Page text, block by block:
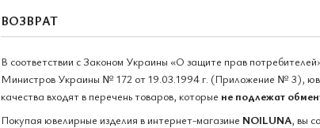
ВОЗВРАТ
В соответствии с Законом Украины «О защите прав
Министров Украины № 172 от 19.03.1994 г. (Приложение № 3),
качества входят в перечень товаров, которые не подлежат
Покупая ювелирные изделия в интернет-магазине NOILUNA, вы